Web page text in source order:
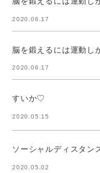
2020.06.17
脳を鍛えるには運動し
2020.06.17
すいか♡
2020.05.15
ソーシャルディスタン
2020.05.02